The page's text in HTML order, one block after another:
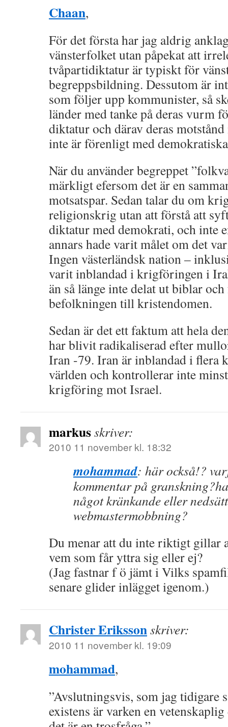
Chaan,
För det första har jag aldrig
vänsterfolket utan påpekat att
tvåpartidiktatur är typiskt för
begreppsbildning. Dessutom är
som följer upp kommunister, så
länder med tanke på deras vurm
diktatur och därav deras
inte är förenligt med
När du använder begreppet
märkligt efersom det är en
motsatspar. Sedan talar du om
religionskrig utan att förstå att
diktatur med demokrati, och inte
annars hade varit målet om det
Ingen västerländsk nation –
varit inblandad i krigföringen i
än så länge inte delat ut biblar
befolkningen till kristendomen.
Sedan är det ett faktum att hela
har blivit radikaliserad efter
Iran -79. Iran är inblandad i flera
världen och kontrollerar inte
krigföring mot Israel.
markusskriver:
2010 11 november kl. 18:32
mohammad: här också!?
kommentar på
något kränkande eller
webmastermobbning?
Du menar att du inte riktigt gillar
vem som får yttra sig eller ej?
(Jag fastnar f ö jämt i Vilks
senare glider inlägget igenom.)
Christer Erikssonskriver:
2010 11 november kl. 19:09
mohammad,
”Avslutningsvis, som jag tidigare
existens är varken en